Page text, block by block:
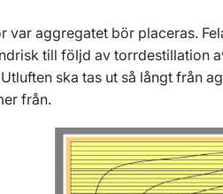
var aggregatet bör placeras.
till följd av torrdestillation
ska tas ut så långt från
från.